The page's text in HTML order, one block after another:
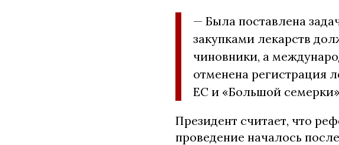
— Была поставлена
закупками лекарств
чиновники, а
отменена регистрация
ЕС и «Большой
Президент считает, что
проведение началось